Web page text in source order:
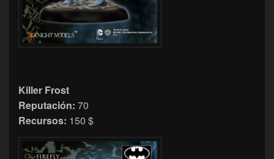
Killer Frost
Reputación: 70
Recursos: 150 $